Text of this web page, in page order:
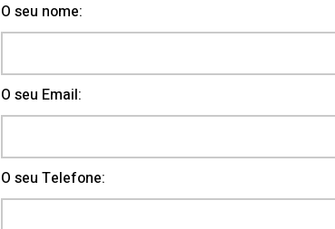
O seu nome:
O seu Email:
O seu Telefone: